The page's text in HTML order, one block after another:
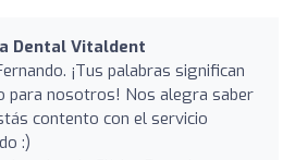
Dental Vitaldent
¡Tus palabras significan
para nosotros! Nos alegra saber
contento con el servicio
:)